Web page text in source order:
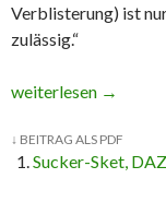
Verblisterung) ist
zulässig.“
Rahmenvertrag:
weiterlesen →
↓ BEITRAG ALS PDF
Sucker-Sket,